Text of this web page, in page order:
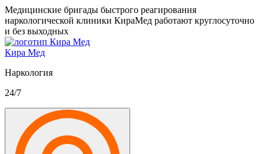
Медицинские бригады быстрого реагирования
наркологической клиники КираМед работают круглосуточно
и без выходных
Кира Мед
Наркология
24/7